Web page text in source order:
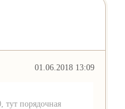
01.06.2018 13:09
тут порядочная